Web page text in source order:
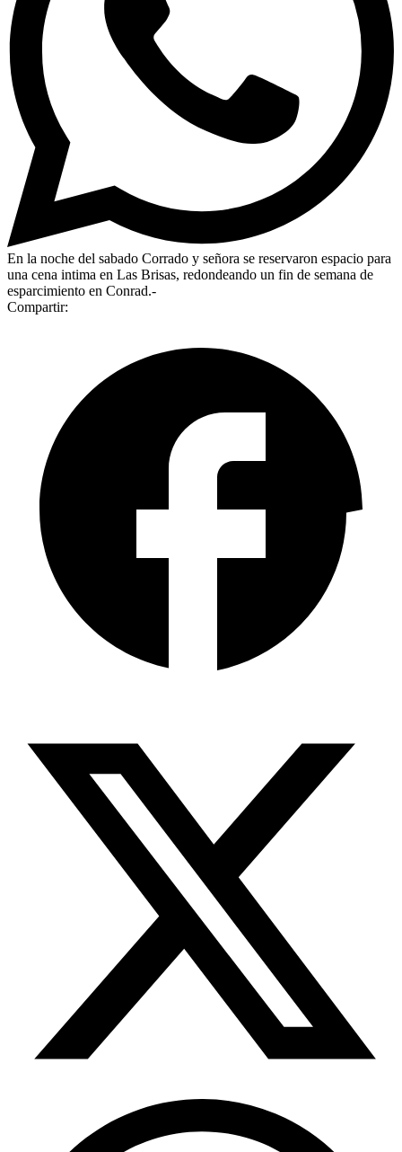
En la noche del sabado Corrado y señora se reservaron espacio para
una cena intima en Las Brisas, redondeando un fin de semana de
esparcimiento en Conrad.-
Compartir: